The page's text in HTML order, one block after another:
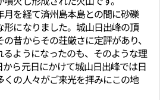
月を経て済州島本島との間に砂礫
形になりました。城山日出峰の頂
昔からその荘厳さに定評があり、
ようになったのも、そのような理
ら元日にかけて城山日出峰では日
くの人々がご来光を拝みにこの地